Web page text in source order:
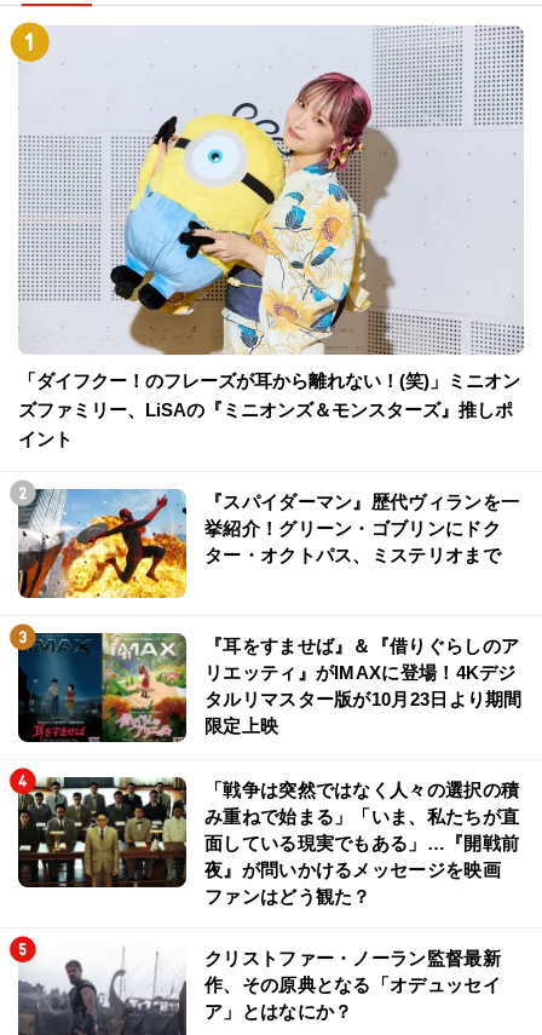
「ダイフクー！のフレーズが耳から離れない！(笑)」ミニオン
ズファミリー、LiSAの『ミニオンズ＆モンスターズ』推しポ
イント
『スパイダーマン』歴代ヴィランを一
挙紹介！グリーン・ゴブリンにドク
ター・オクトパス、ミステリオまで
『耳をすませば』＆『借りぐらしのア
リエッティ』がIMAXに登場！4Kデジ
タルリマスター版が10月23日より期間
限定上映
「戦争は突然ではなく人々の選択の積
み重ねで始まる」「いま、私たちが直
面している現実でもある」…『開戦前
夜』が問いかけるメッセージを映画
ファンはどう観た？
クリストファー・ノーラン監督最新
作、その原典となる「オデュッセイ
ア」とはなにか？